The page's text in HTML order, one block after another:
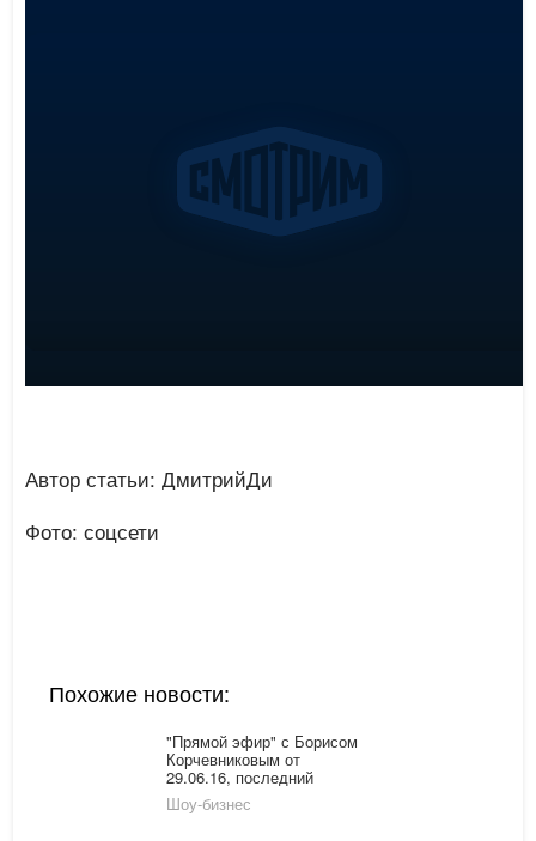
Автор статьи: ДмитрийДи
Фото: соцсети
Похожие новости:
"Прямой эфир" с Борисом
Корчевниковым от
29.06.16, последний
выпуск онлайн: скандал в
семье Малинина
Шоу-бизнес